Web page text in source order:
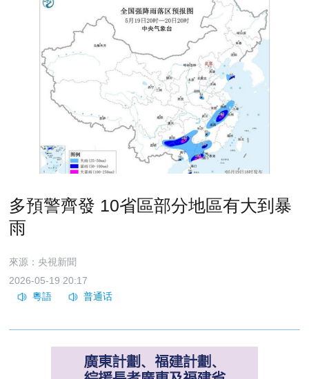
多預警齊發 10省區部分地區有大到暴
雨
來源：央視新聞
2026-05-19 20:17